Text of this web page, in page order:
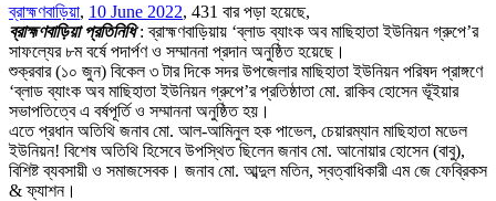
ব্রাহ্মণবাড়িয়া, 10 June 2022, 431 বার পড়া হয়েছে,
ব্রাহ্মণবাড়িয়া প্রতিনিধি: ব্রাহ্মণবাড়িয়ায় ‘ব্লাড ব্যাংক অব মাছিহাতা ইউনিয়ন গ্রুপে’র
সাফল্যের ৮ম বর্ষে পদার্পণ ও সম্মাননা প্রদান অনুষ্ঠিত হয়েছে।
শুক্রবার (১০ জুন) বিকেল ৩ টার দিকে সদর উপজেলার মাছিহাতা ইউনিয়ন পরিষদ প্রাঙ্গণে
‘ব্লাড ব্যাংক অব মাছিহাতা ইউনিয়ন গ্রুপে’র প্রতিষ্ঠাতা মো. রাকিব হোসেন ভূঁইয়ার
সভাপতিত্বে এ বর্ষপূর্তি ও সম্মাননা অনুষ্ঠিত হয়।
এতে প্রধান অতিথি জনাব মো. আল-আমিনুল হক পাভেল, চেয়ারম্যান মাছিহাতা মডেল
ইউনিয়ন! বিশেষ অতিথি হিসেবে উপস্থিত ছিলেন জনাব মো. আনোয়ার হোসেন (বাবু),
বিশিষ্ট ব্যবসায়ী ও সমাজসেবক। জনাব মো. আব্দুল মতিন, স্বত্বাধিকারী এম জে ফেব্রিকস
& ফ্যাশন।